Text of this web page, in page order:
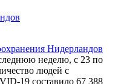
Нидерландов
неделю, с 23 по
людей с
19 составило 67 388